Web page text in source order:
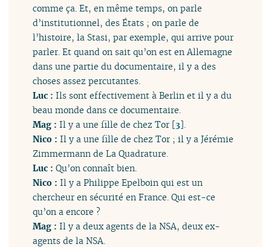
comme ça. Et, en même temps, on parle
d’institutionnel, des États ; on parle de
l’histoire, la Stasi, par exemple, qui arrive pour
parler. Et quand on sait qu’on est en Allemagne
dans une partie du documentaire, il y a des
choses assez percutantes.
Luc :Ils sont effectivement à Berlin et il y a du
beau monde dans ce documentaire.
Mag :Il y a une fille de chez Tor [3]
Nico :Il y a une fille de chez Tor ; il y a Jérémie
Zimmermann de La Quadrature.
Luc :Qu’on connaît bien.
Nico :Il y a Philippe Epelboin qui est un
chercheur en sécurité en France. Qui est-ce
qu’on a encore ?
Mag :Il y a deux agents de la NSA, deux ex-
agents de la NSA.